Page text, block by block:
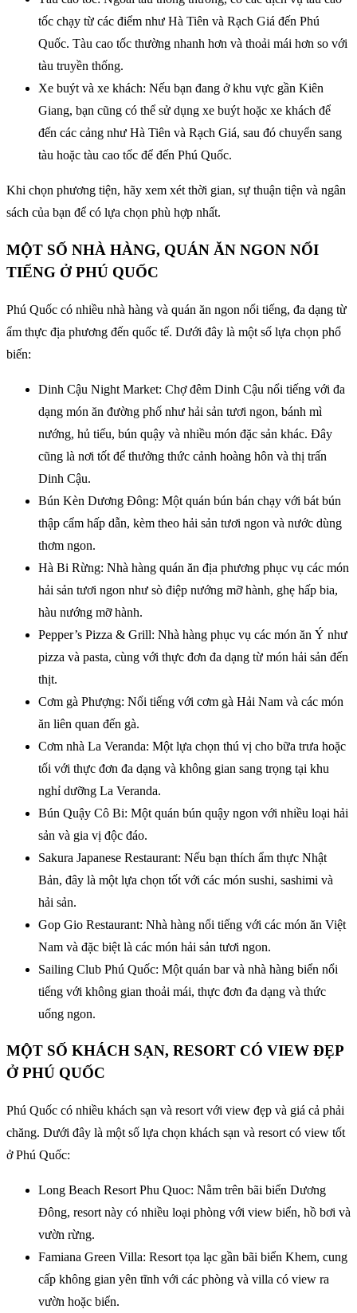
tốc chạy từ các điểm như Hà Tiên và Rạch Giá đến Phú
Quốc. Tàu cao tốc thường nhanh hơn và thoải mái hơn so với
tàu truyền thống.
Xe buýt và xe khách: Nếu bạn đang ở khu vực gần Kiên
Giang, bạn cũng có thể sử dụng xe buýt hoặc xe khách để
đến các cảng như Hà Tiên và Rạch Giá, sau đó chuyển sang
tàu hoặc tàu cao tốc để đến Phú Quốc.
Khi chọn phương tiện, hãy xem xét thời gian, sự thuận tiện và ngân
sách của bạn để có lựa chọn phù hợp nhất.
MỘT SỐ NHÀ HÀNG, QUÁN ĂN NGON NỔI
TIẾNG Ở PHÚ QUỐC
Phú Quốc có nhiều nhà hàng và quán ăn ngon nổi tiếng, đa dạng từ
ẩm thực địa phương đến quốc tế. Dưới đây là một số lựa chọn phổ
biến:
Dinh Cậu Night Market: Chợ đêm Dinh Cậu nổi tiếng với đa
dạng món ăn đường phố như hải sản tươi ngon, bánh mì
nướng, hủ tiếu, bún quậy và nhiều món đặc sản khác. Đây
cũng là nơi tốt để thưởng thức cảnh hoàng hôn và thị trấn
Dinh Cậu.
Bún Kèn Dương Đông: Một quán bún bán chạy với bát bún
thập cẩm hấp dẫn, kèm theo hải sản tươi ngon và nước dùng
thơm ngon.
Hà Bi Rừng: Nhà hàng quán ăn địa phương phục vụ các món
hải sản tươi ngon như sò điệp nướng mỡ hành, ghẹ hấp bia,
hàu nướng mỡ hành.
Pepper’s Pizza & Grill: Nhà hàng phục vụ các món ăn Ý như
pizza và pasta, cùng với thực đơn đa dạng từ món hải sản đến
thịt.
Cơm gà Phượng: Nổi tiếng với cơm gà Hải Nam và các món
ăn liên quan đến gà.
Cơm nhà La Veranda: Một lựa chọn thú vị cho bữa trưa hoặc
tối với thực đơn đa dạng và không gian sang trọng tại khu
nghỉ dưỡng La Veranda.
Bún Quậy Cô Bi: Một quán bún quậy ngon với nhiều loại hải
sản và gia vị độc đáo.
Sakura Japanese Restaurant: Nếu bạn thích ẩm thực Nhật
Bản, đây là một lựa chọn tốt với các món sushi, sashimi và
hải sản.
Gop Gio Restaurant: Nhà hàng nổi tiếng với các món ăn Việt
Nam và đặc biệt là các món hải sản tươi ngon.
Sailing Club Phú Quốc: Một quán bar và nhà hàng biển nổi
tiếng với không gian thoải mái, thực đơn đa dạng và thức
uống ngon.
MỘT SỐ KHÁCH SẠN, RESORT CÓ VIEW ĐẸP
Ở PHÚ QUỐC
Phú Quốc có nhiều khách sạn và resort với view đẹp và giá cả phải
chăng. Dưới đây là một số lựa chọn khách sạn và resort có view tốt
ở Phú Quốc:
Long Beach Resort Phu Quoc: Nằm trên bãi biển Dương
Đông, resort này có nhiều loại phòng với view biển, hồ bơi và
vườn rừng.
Famiana Green Villa: Resort tọa lạc gần bãi biển Khem, cung
cấp không gian yên tĩnh với các phòng và villa có view ra
vườn hoặc biển.